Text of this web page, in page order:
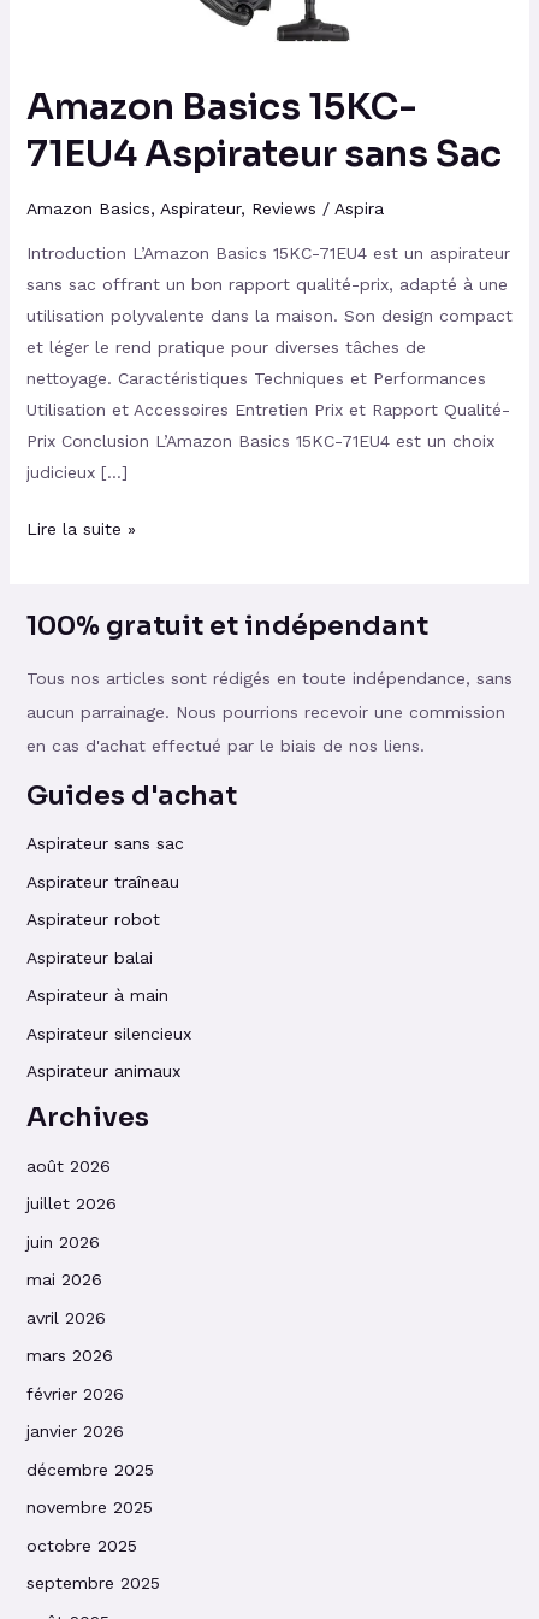
Amazon Basics 15KC-
71EU4 Aspirateur sans Sac
Amazon Basics, Aspirateur, Reviews / Aspira
Introduction L’Amazon Basics 15KC-71EU4 est un aspirateur
sans sac offrant un bon rapport qualité-prix, adapté à une
utilisation polyvalente dans la maison. Son design compact
et léger le rend pratique pour diverses tâches de
nettoyage. Caractéristiques Techniques et Performances
Utilisation et Accessoires Entretien Prix et Rapport Qualité-
Prix Conclusion L’Amazon Basics 15KC-71EU4 est un choix
judicieux […]
Lire la suite »
100% gratuit et indépendant
Tous nos articles sont rédigés en toute indépendance, sans
aucun parrainage. Nous pourrions recevoir une commission
en cas d'achat effectué par le biais de nos liens.
Guides d'achat
Aspirateur sans sac
Aspirateur traîneau
Aspirateur robot
Aspirateur balai
Aspirateur à main
Aspirateur silencieux
Aspirateur animaux
Archives
août 2026
juillet 2026
juin 2026
mai 2026
avril 2026
mars 2026
février 2026
janvier 2026
décembre 2025
novembre 2025
octobre 2025
septembre 2025